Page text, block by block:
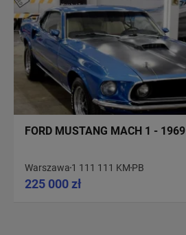
FORD MUSTANG MACH 1 - 1969
Warszawa 1 111 111 KM PB
225 000 zł